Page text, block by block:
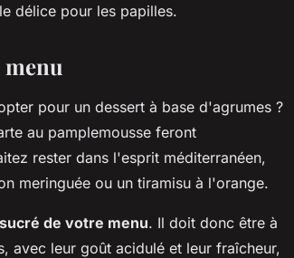
délice pour les papilles.
menu
pour un dessert à base d'agrumes ?
au pamplemousse feront
rester dans l'esprit méditerranéen,
meringuée ou un tiramisu à l'orange.
de votre menu. Il doit donc être à
avec leur goût acidulé et leur fraîcheur,